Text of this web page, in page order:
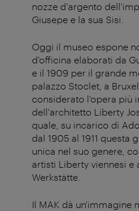
nozze d'argento
Giusepe e la sua Sisi.
Oggi il museo espone
d'officina elaborati da
e il 1909 per il grande
palazzo Stoclet, a
considerato l'opera più
dell'architetto Liberty
quale, su incarico di
dal 1905 al 1911 questa
unica nel suo genere,
artisti Liberty viennesi e
Werkstätte.
Il MAK dà un'immagine